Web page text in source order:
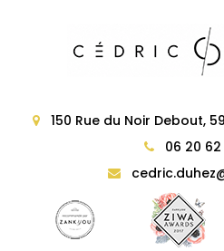
150 Rue du Noir Debout,
06 20